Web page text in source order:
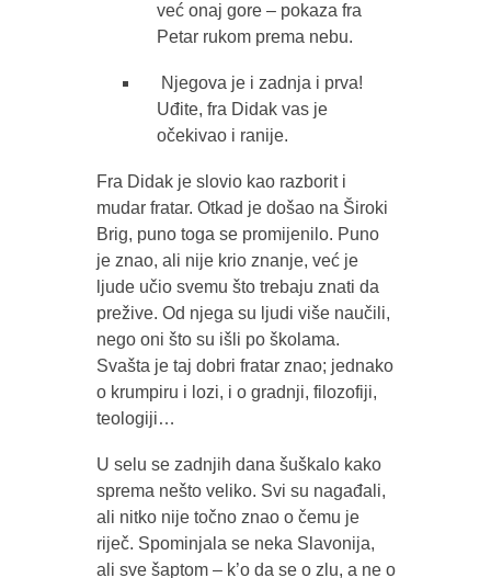
već onaj gore – pokaza fra
Petar rukom prema nebu.
Njegova je i zadnja i prva!
Uđite, fra Didak vas je
očekivao i ranije.
Fra Didak je slovio kao razborit i
mudar fratar. Otkad je došao na Široki
Brig, puno toga se promijenilo. Puno
je znao, ali nije krio znanje, već je
ljude učio svemu što trebaju znati da
prežive. Od njega su ljudi više naučili,
nego oni što su išli po školama.
Svašta je taj dobri fratar znao; jednako
o krumpiru i lozi, i o gradnji, filozofiji,
teologiji…
U selu se zadnjih dana šuškalo kako
sprema nešto veliko. Svi su nagađali,
ali nitko nije točno znao o čemu je
riječ. Spominjala se neka Slavonija,
ali sve šaptom – k’o da se o zlu, a ne o